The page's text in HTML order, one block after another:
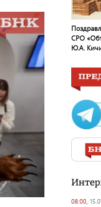
СРО
Ю.А.
08:00,